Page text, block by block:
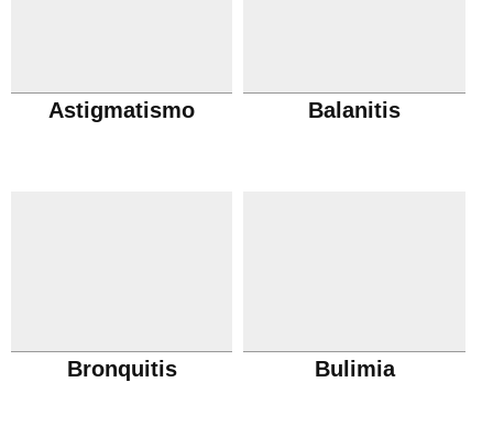
Astigmatismo Balanitis
Bronquitis Bulimia